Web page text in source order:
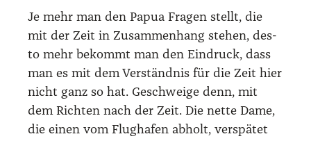
Je mehr man den Papua Fra­gen stellt, die
mit der Zeit in Zusam­men­hang ste­hen, des­
to mehr bekommt man den Ein­druck, dass
man es mit dem Ver­ständ­nis für die Zeit hier
nicht ganz so hat. Geschwei­ge denn, mit
dem Rich­ten nach der Zeit. Die net­te Dame,
die einen vom Flug­ha­fen abholt, ver­spä­tet